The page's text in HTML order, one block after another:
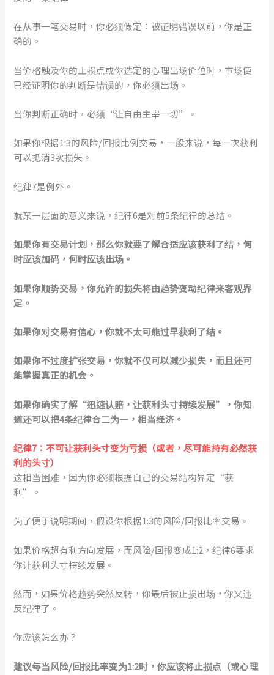
在从事一笔交易时，你必须假定：被证明错误以前，你是正
确的。
当价格触及你的止损点或你选定的心理出场价位时，市场便
已经证明你的判断是错误的，你必须出场。
当你判断正确时，必须“让自由主宰一切”。
如果你根据1:3的风险/回报比例交易，一般来说，每一次获利
可以抵消3次损失。
纪律7是例外。
就某一层面的意义来说，纪律6是对前5条纪律的总结。
如果你有交易计划，那么你就要了解合适应该获利了结，何
时应该加码，何时应该出场。
如果你顺势交易，你允许的损失将由趋势变动纪律来客观界
定。
如果你对交易有信心，你就不太可能过早获利了结。
如果你不过度扩张交易，你就不仅可以减少损失，而且还可
能掌握真正的机会。
如果你确实了解“迅速认赔，让获利头寸持续发展”，你知
道还可以把4条纪律合二为一，相当经济。
纪律7：不可让获利头寸变为亏损（或者，尽可能持有必然获
利的头寸）
这相当困难，因为你必须根据自己的交易结构界定“获
利”。
为了便于说明期间，假设你根据1:3的风险/回报比率交易。
如果价格超有利方向发展，而风险/回报变成1:2，纪律6要求
你让获利头寸持续发展。
然而，如果价格趋势突然反转，你最后被止损出场，你又违
反纪律了。
你应该怎么办？
建议每当风险/回报比率变为1:2时，你应该将止损点（或心理